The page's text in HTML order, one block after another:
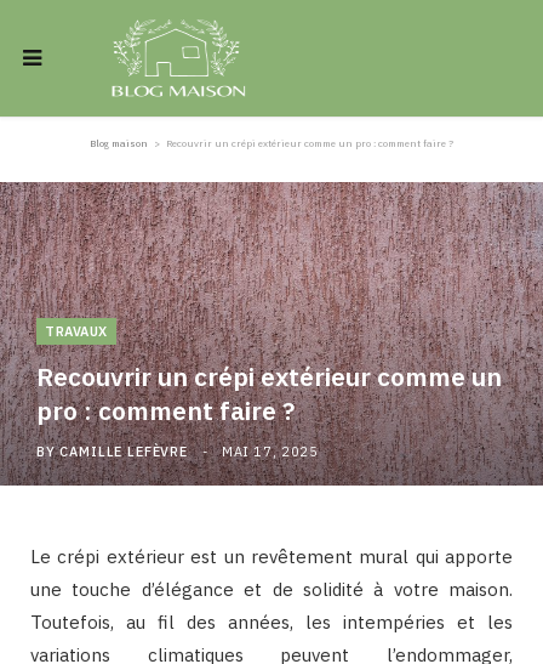
Blog maison > Recouvrir un crépi extérieur comme un pro : comment faire ?
TRAVAUX
Recouvrir un crépi extérieur comme un
pro : comment faire ?
BY CAMILLE LEFÈVRE MAI 17, 2025
Le crépi extérieur est un revêtement mural qui apporte
une touche d’élégance et de solidité à votre maison.
Toutefois, au fil des années, les intempéries et les
variations climatiques peuvent l’endommager,